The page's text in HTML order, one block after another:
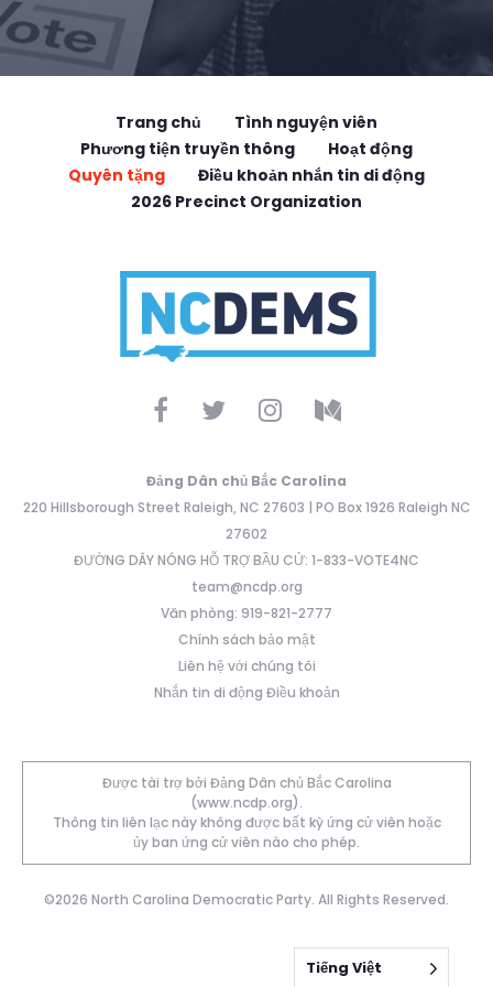
Trang chủ
Tình nguyện viên
Phương tiện truyền thông
Hoạt động
Quyên tặng
Điều khoản nhắn tin di động
2026 Precinct Organization
Đảng Dân chủ Bắc Carolina
220 Hillsborough Street Raleigh, NC 27603 | PO Box 1926 Raleigh NC
27602
ĐƯỜNG DÂY NÓNG HỖ TRỢ BẦU CỬ: 1-833-VOTE4NC
team@ncdp.org
Văn phòng: 919-821-2777
Chính sách bảo mật
Liên hệ với chúng tôi
Nhắn tin di động Điều khoản
Được tài trợ bởi Đảng Dân chủ Bắc Carolina
(www.ncdp.org).
Thông tin liên lạc này không được bất kỳ ứng cử viên hoặc
ủy ban ứng cử viên nào cho phép.
©2026 North Carolina Democratic Party. All Rights Reserved.
Tiếng Việt